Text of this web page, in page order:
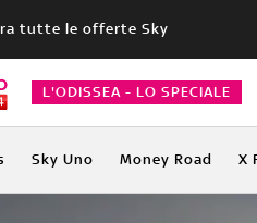
tutte le offerte Sky
L'ODISSEA - LO SPECIALE
Sky Uno Money Road X